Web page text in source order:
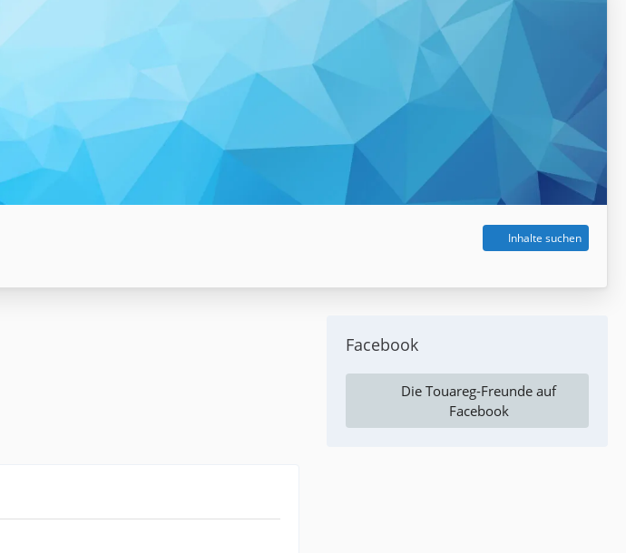
Inhalte suchen
Facebook
Die Touareg-Freunde auf
Facebook